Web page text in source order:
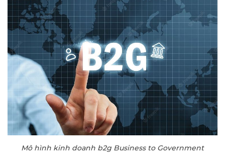
Mô hình kinh doanh b2g Business to Government